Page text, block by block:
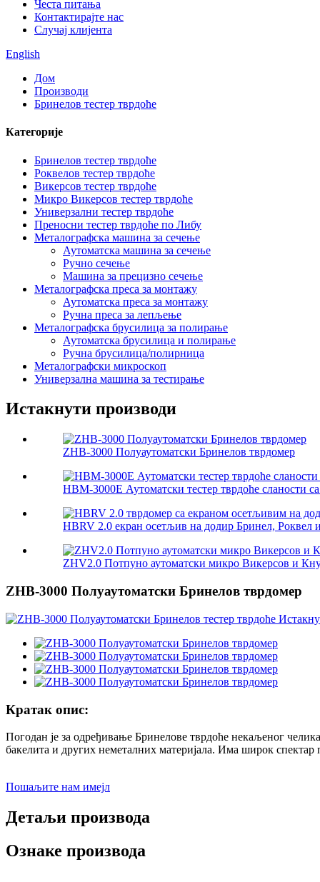
Честа питања
Контактирајте нас
Случај клијента
English
Дом
Производи
Бринелов тестер тврдоће
Категорије
Бринелов тестер тврдоће
Роквелов тестер тврдоће
Викерсов тестер тврдоће
Микро Викерсов тестер тврдоће
Универзални тестер тврдоће
Преносни тестер тврдоће по Либу
Металографска машина за сечење
Аутоматска машина за сечење
Ручно сечење
Машина за прецизно сечење
Металографска преса за монтажу
Аутоматска преса за монтажу
Ручна преса за лепљење
Металографска брусилица за полирање
Аутоматска брусилица и полирање
Ручна брусилица/полирница
Металографски микроскоп
Универзална машина за тестирање
Истакнути производи
ZHB-3000 Полуаутоматски Бринелов тврдомер
HBM-3000E Аутоматски тестер тврдоће сланости
HBRV 2.0 екран осетљив на додир Бринел, Роквел
ZHV2.0 Потпуно аутоматски микро Викерсов и
ZHB-3000 Полуаутоматски Бринелов тврдомер
Кратак опис:
Погодан је за одређивање Бринелове тврдоће некаљеног
бакелита и других неметалних материјала. Има широк
Пошаљите нам имејл
Детаљи производа
Ознаке производа